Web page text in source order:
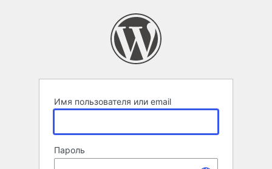
Имя пользователя или email
Пароль